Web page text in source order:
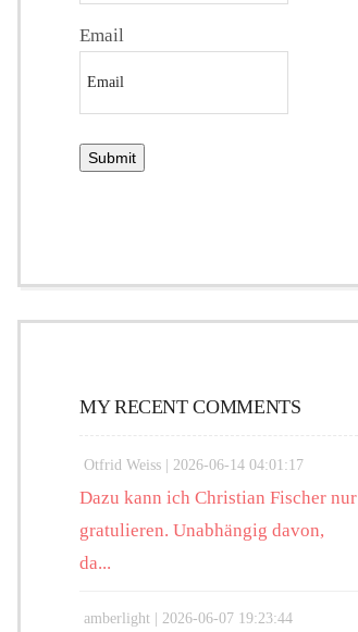
Email
MY RECENT COMMENTS
Otfrid Weiss | 2026-06-14 04:01:17
Dazu kann ich Christian Fischer nur
gratulieren. Unabhängig davon,
da...
amberlight | 2026-06-07 19:23:44